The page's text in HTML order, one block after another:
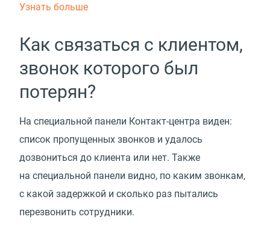
Узнать больше
Как связаться с клиентом,
звонок которого был
потерян?
На специальной панели Контакт-центра виден:
список пропущенных звонков и удалось
дозвониться до клиента или нет. Также
на специальной панели видно, по каким звонкам,
с какой задержкой и сколько раз пытались
перезвонить сотрудники.